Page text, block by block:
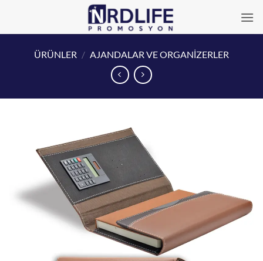
ÜRÜNLER / AJANDALAR VE ORGANİZERLER